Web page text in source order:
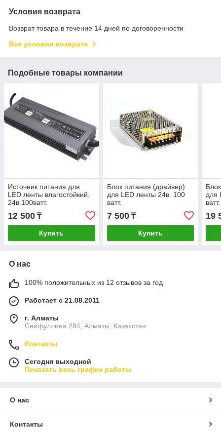
Условия возврата
Возврат товара в течение 14 дней по договоренности
Все условия возврата
Подобные товары компании
Источник питания для
LED ленты влагостойкий.
24в 100ватт.
12 500 ₸
Купить
Блок питания (драйвер)
для LED ленты 24в. 100
ватт.
7 500₸
Купить
для
ватт.
19
О нас
100% положительных из 12 отзывов за год
Работает с 21.08.2011
г. Алматы
Сейфуллина 284, Алматы, Казахстан
Контакты
Сегодня выходной
Показать весь график работы
О нас
Контакты